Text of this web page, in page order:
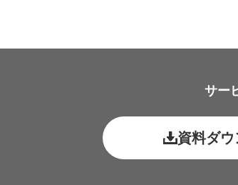
サー
資料ダ